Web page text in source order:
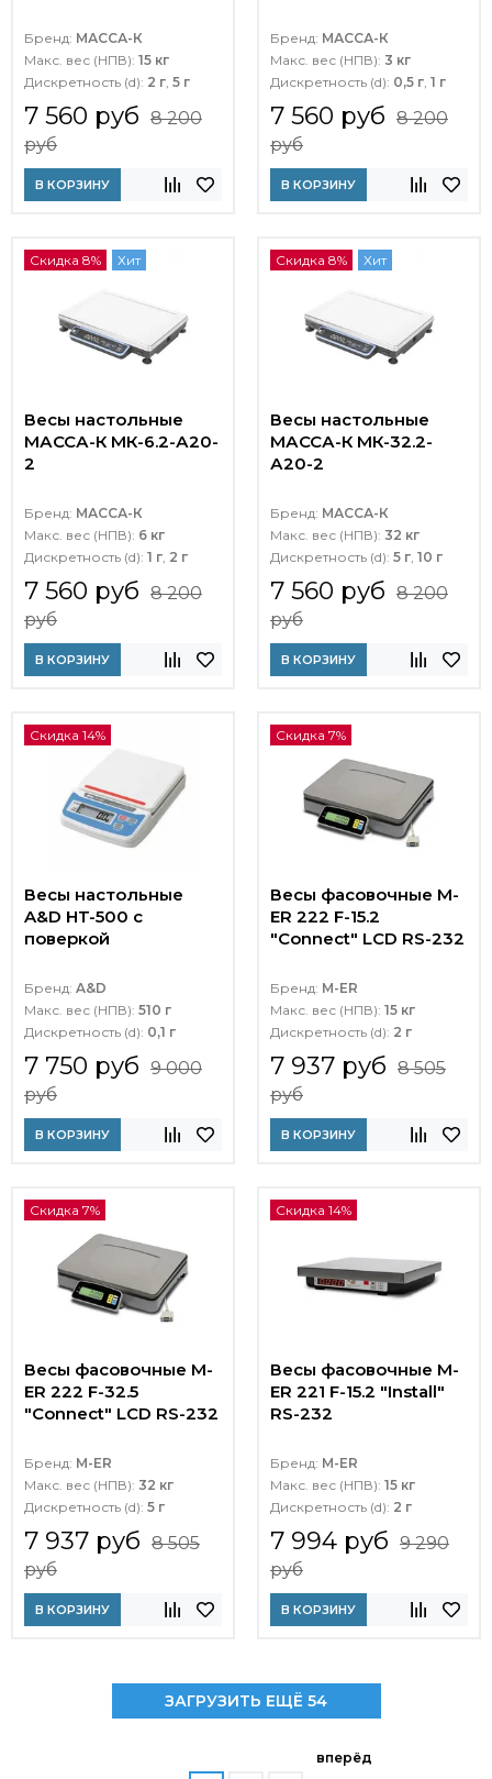
Бренд: МАССА-К
Макс. вес (НПВ): 15 кг
Дискретность (d): 2 г, 5 г
7 560 руб 8 200
руб
В КОРЗИНУ
Бренд: МАССА-К
Макс. вес (НПВ): 3 кг
Дискретность (d): 0,5 г, 1 г
7 560 руб 8 200
руб
В КОРЗИНУ
Скидка 8% Хит
Весы настольные
МАССА-К МК-6.2-А20-
2
Бренд: МАССА-К
Макс. вес (НПВ): 6 кг
Дискретность (d): 1 г, 2 г
7 560 руб 8 200
руб
В КОРЗИНУ
Скидка 8% Хит
Весы настольные
МАССА-К МК-32.2-
А20-2
Бренд: МАССА-К
Макс. вес (НПВ): 32 кг
Дискретность (d): 5 г, 10 г
7 560 руб 8 200
руб
В КОРЗИНУ
Скидка 14%
Весы настольные
A&D HT-500 с
поверкой
Бренд: A&D
Макс. вес (НПВ): 510 г
Дискретность (d): 0,1 г
7 750 руб 9 000
руб
В КОРЗИНУ
Скидка 7%
Весы фасовочные M-
ER 222 F-15.2
"Connect" LCD RS-232
Бренд: M-ER
Макс. вес (НПВ): 15 кг
Дискретность (d): 2 г
7 937 руб 8 505
руб
В КОРЗИНУ
Скидка 7%
Весы фасовочные M-
ER 222 F-32.5
"Connect" LCD RS-232
Бренд: M-ER
Макс. вес (НПВ): 32 кг
Дискретность (d): 5 г
7 937 руб 8 505
руб
В КОРЗИНУ
Скидка 14%
Весы фасовочные M-
ER 221 F-15.2 "Install"
RS-232
Бренд: M-ER
Макс. вес (НПВ): 15 кг
Дискретность (d): 2 г
7 994 руб 9 290
руб
В КОРЗИНУ
ЗАГРУЗИТЬ ЕЩЁ 54
вперёд